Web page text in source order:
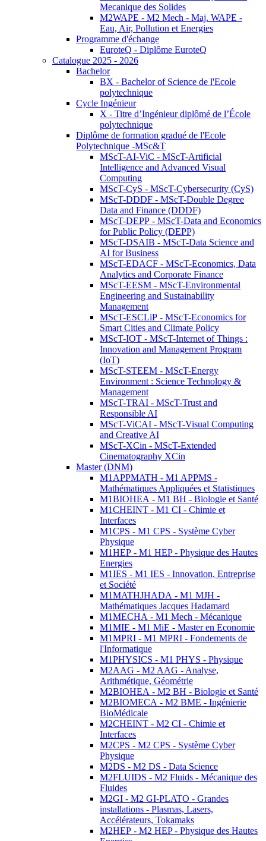
Mecanique des Solides
M2WAPE - M2 Mech - Maj. WAPE -
Eau, Air, Pollution et Energies
Programme d'échange
EuroteQ - Diplôme EuroteQ
Catalogue 2025 - 2026
Bachelor
BX - Bachelor of Science de l'Ecole
polytechnique
Cycle Ingénieur
X - Titre d’Ingénieur diplômé de l’École
polytechnique
Diplôme de formation gradué de l'Ecole
Polytechnique -MSc&T
MScT-AI-ViC - MScT-Artificial
Intelligence and Advanced Visual
Computing
MScT-CyS - MScT-Cybersecurity (CyS)
MScT-DDDF - MScT-Double Degree
Data and Finance (DDDF)
MScT-DEPP - MScT-Data and Economics
for Public Policy (DEPP)
MScT-DSAIB - MScT-Data Science and
AI for Business
MScT-EDACF - MScT-Economics, Data
Analytics and Corporate Finance
MScT-EESM - MScT-Environmental
Engineering and Sustainability
Management
MScT-ESCLiP - MScT-Economics for
Smart Cities and Climate Policy
MScT-IOT - MScT-Internet of Things :
Innovation and Management Program
(IoT)
MScT-STEEM - MScT-Energy
Environment : Science Technology &
Management
MScT-TRAI - MScT-Trust and
Responsible AI
MScT-ViCAI - MScT-Visual Computing
and Creative AI
MScT-XCin - MScT-Extended
Cinematography XCin
Master (DNM)
M1APPMATH - M1 APPMS -
Mathématiques Appliquées et Statistiques
M1BIOHEA - M1 BH - Biologie et Santé
M1CHEINT - M1 CI - Chimie et
Interfaces
M1CPS - M1 CPS - Système Cyber
Physique
M1HEP - M1 HEP - Physique des Hautes
Energies
M1IES - M1 IES - Innovation, Entreprise
et Société
M1MATHJHADA - M1 MJH -
Mathématiques Jacques Hadamard
M1MECHA - M1 Mech - Mécanique
M1MIE - M1 MiE - Master en Economie
M1MPRI - M1 MPRI - Fondements de
l'Informatique
M1PHYSICS - M1 PHYS - Physique
M2AAG - M2 AAG - Analyse,
Arithmétique, Géométrie
M2BIOHEA - M2 BH - Biologie et Santé
M2BIOMECA - M2 BME - Ingénierie
BioMédicale
M2CHEINT - M2 CI - Chimie et
Interfaces
M2CPS - M2 CPS - Système Cyber
Physique
M2DS - M2 DS - Data Science
M2FLUIDS - M2 Fluids - Mécanique des
Fluides
M2GI - M2 GI-PLATO - Grandes
installations - Plasmas, Lasers,
Accélérateurs, Tokamaks
M2HEP - M2 HEP - Physique des Hautes